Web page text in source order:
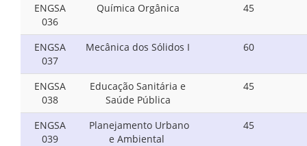
ENGSA
036
Química Orgânica 45
ENGSA
037
Mecânica dos Sólidos I 60
ENGSA
038
Educação Sanitária e
Saúde Pública
45
ENGSA
039
Planejamento Urbano
e Ambiental
45